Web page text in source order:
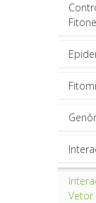
Vetor